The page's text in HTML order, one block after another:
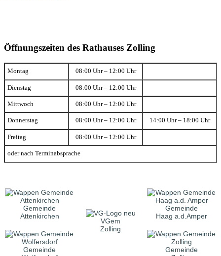
Öffnungszeiten des Rathauses Zolling
Montag 08:00 Uhr – 12:00 Uhr
Dienstag 08:00 Uhr – 12:00 Uhr
Mittwoch 08:00 Uhr – 12:00 Uhr
Donnerstag 08:00 Uhr – 12:00 Uhr 14:00 Uhr – 18:00 Uhr
Freitag 08:00 Uhr – 12:00 Uhr
oder nach Terminabsprache
Gemeinde
Attenkirchen
VGem
Zolling
Gemeinde
Haag a.d.Amper
Gemeinde
Gemeinde